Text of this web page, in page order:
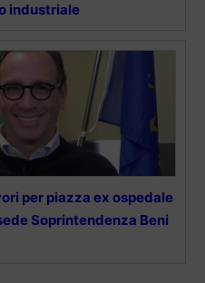
industriale
per piazza ex ospedale
Soprintendenza Beni